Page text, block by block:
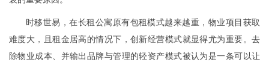
时移世易，在长租公寓原有包租模式越来越重，物业项目获取
难度大，且租金居高的情况下，创新经营模式就显得尤为重要。去
除物业成本、并输出品牌与管理的轻资产模式被认为是一条可以让